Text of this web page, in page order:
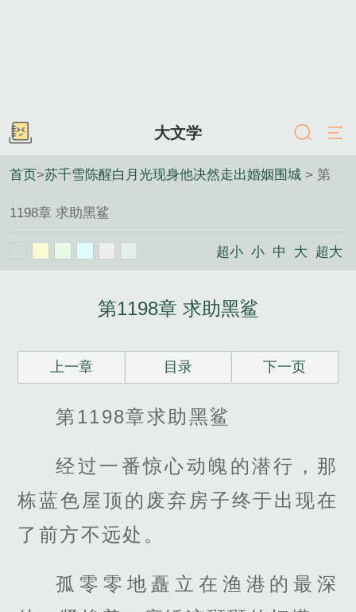
大文学
首页>苏千雪陈醒白月光现身他决然走出婚姻围城 > 第
1198章 求助黑鲨
超小 小 中 大 超大
第1198章 求助黑鲨
上一章 目录 下一页
第1198章求助黑鲨
经过一番惊心动魄的潜行，那
栋蓝色屋顶的废弃房子终于出现在
了前方不远处。
孤零零地矗立在渔港的最深